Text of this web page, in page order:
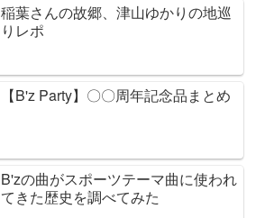
稲葉さんの故郷、津山ゆかりの地巡
りレポ
【B'z Party】〇〇周年記念品まとめ
B'zの曲がスポーツテーマ曲に使われ
てきた歴史を調べてみた